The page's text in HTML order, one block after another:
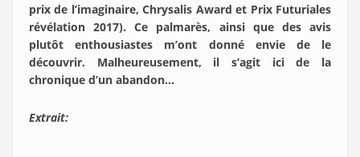
prix de l’imaginaire, Chrysalis Award et Prix Futuriales
révélation 2017). Ce palmarès, ainsi que des avis
plutôt enthousiastes m’ont donné envie de le
découvrir. Malheureusement, il s’agit ici de la
chronique d’un abandon…
Extrait: